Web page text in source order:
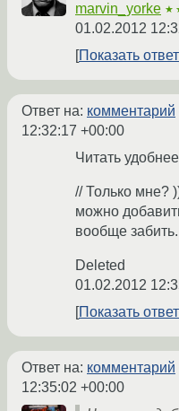
marvin_yorke
01.02.2012
Показать ответ
Ответ на: комментарий
12:32:17 +00:00
Читать
// Только мне?
можно
вообще забить.
Deleted
01.02.2012
Показать ответ
Ответ на: комментарий
12:35:02 +00:00